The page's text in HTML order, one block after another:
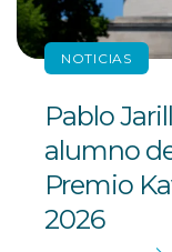
NOTICIAS
Pablo
alumno
Premio
2026